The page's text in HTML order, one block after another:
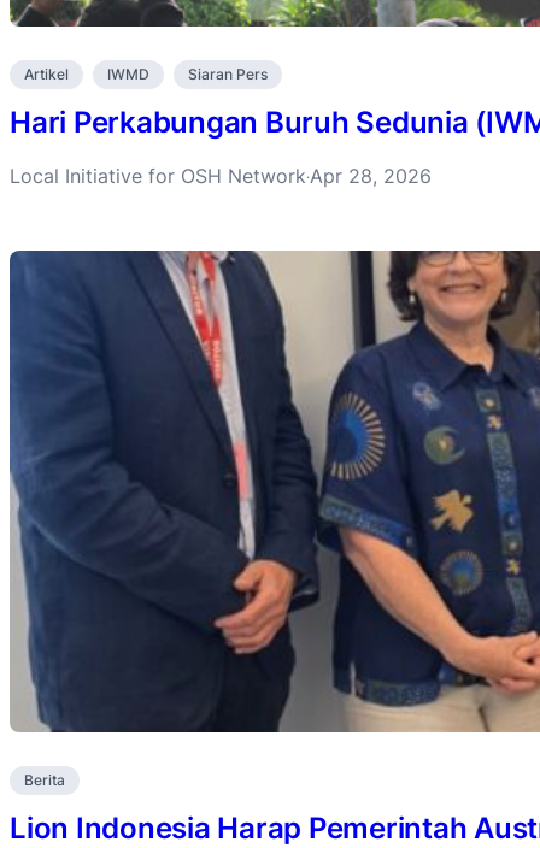
Artikel IWMD Siaran Pers
Hari Perkabungan Buruh Sedunia
Local Initiative for OSH Network·Apr 28, 2026
Berita
Lion Indonesia Harap Pemerintah